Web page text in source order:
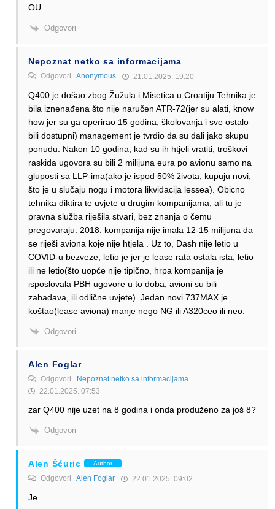
OU…
Odgovori
Nepoznat netko sa informacijama
Odgovori Anonymous 21.01.2025. 19:20
Q400 je došao zbog Žužula i Misetica u Croatiju.Tehnika je
bila iznenađena što nije naručen ATR-72(jer su alati, know
how jer su ga operirao 15 godina, školovanja i sve ostalo
bili dostupni) management je tvrdio da su dali jako skupu
ponudu. Nakon 10 godina, kad su ih htjeli vratiti, troškovi
raskida ugovora su bili 2 milijuna eura po avionu samo na
gluposti sa LLP-ima(ako je ispod 50% života, kupuju novi,
što je u slučaju nogu i motora likvidacija lessea). Obicno
tehnika diktira te uvjete u drugim kompanijama, ali tu je
pravna služba riješila stvari, bez znanja o čemu
pregovaraju. 2018. kompanija nije imala 12-15 milijuna da
se riješi aviona koje nije htjela . Uz to, Dash nije letio u
COVID-u bezveze, letio je jer je lease rata ostala ista, letio
ili ne letio(što uopće nije tipično, hrpa kompanija je
isposlovala PBH ugovore u to doba, avioni su bili
zabadava, ili odlične uvjete). Jedan novi 737MAX je
koštao(lease aviona) manje nego NG ili A320ceo ili neo.
Odgovori
Alen Foglar
Odgovori
Nepoznat netko sa informacijama
22.01.2025. 07:53
zar Q400 nije uzet na 8 godina i onda produženo za još 8?
Odgovori
Alen Šćuric Author
Odgovori Alen Foglar 22.01.2025. 09:02
Je.